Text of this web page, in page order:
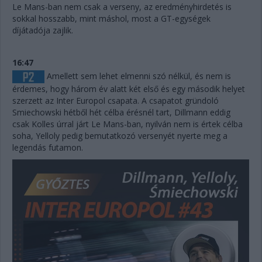
Le Mans-ban nem csak a verseny, az eredményhirdetés is
sokkal hosszabb, mint máshol, most a GT-egységek
díjátadója zajlik.
16:47
Amellett sem lehet elmenni szó nélkül, és nem is
érdemes, hogy három év alatt két első és egy második helyet
szerzett az Inter Europol csapata. A csapatot gründoló
Smiechowski hétből hét célba érésnél tart, Dillmann eddig
csak Kolles úrral járt Le Mans-ban, nyilván nem is értek célba
soha, Yelloly pedig bemutatkozó versenyét nyerte meg a
legendás futamon.